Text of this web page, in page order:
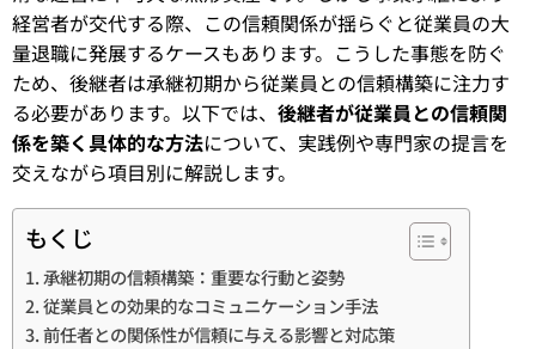
経営者が交代する際、この信頼関係が揺らぐと従業員の大
量退職に発展するケースもあります。こうした事態を防ぐ
ため、後継者は承継初期から従業員との信頼構築に注力す
る必要があります。以下では、 後継者が従業員との信頼関
係を築く具体的な方法について、実践例や専門家の提言を
交えながら項目別に解説します。
もくじ
承継初期の信頼構築：重要な行動と姿勢
従業員との効果的なコミュニケーション手法
前任者との関係性が信頼に与える影響と対応策